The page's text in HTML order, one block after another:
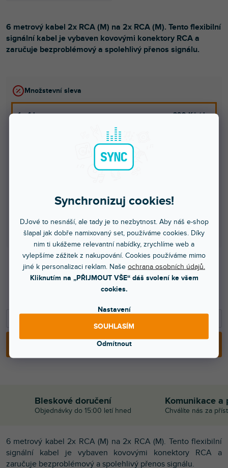
Synchronizuj cookies!
DJové to nesnáší, ale tady je to nezbytnost. Aby náš e-shop
šlapal jak dobře namixovaný set, používáme cookies. Díky
nim ti ukážeme relevantní nabídky, zrychlíme web a
vylepšíme zážitek z nakupování. Cookies používáme mimo
jiné k personalizaci reklam. Naše ochrana osobních údajů.
Kliknutím na „PŘIJMOUT VŠE“ dáš svolení ke všem
cookies.
Nastavení
Odmítnout
SOUHLASÍM
299 Kč
Množstevní sleva
1 - 4 ks 299 Kč/ ks
20 a více ks = sleva 20 %
Ušetříte0 Kč
PŘIDAT DO KOŠÍKU
6 metrový kabel 2x RCA (M) na 2x RCA (M). Tento flexibilní
signální kabel je vybaven kovovými konektory RCA a
zaručuje bezproblémový a spolehlivý přenos signálu.
Bleskové doručení
Objednávky do 15:00 letí hned
Komunikace a
Chválíte nás za
6 metrový kabel 2x RCA (M) na 2x RCA (M). Tento flexibilní
signální kabel je vybaven kovovými konektory RCA a
zaručuje bezproblémový a spolehlivý přenos signálu.